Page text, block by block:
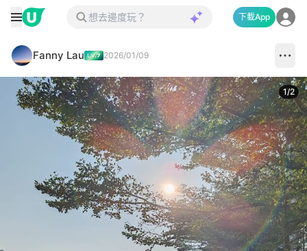
下載App
Fanny Lau 2026/01/09
1/2